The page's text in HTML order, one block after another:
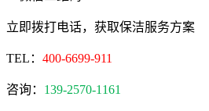
立即拨打电话，获取保洁服务方案
TEL： 400-6699-911
咨询： 139-2570-1161